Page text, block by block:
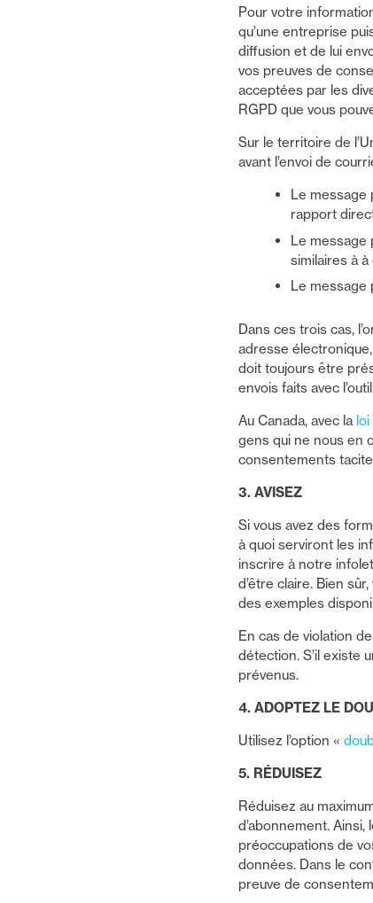
Pour votre
qu’une entreprise
diffusion et de lui
vos preuves de
acceptées par les
RGPD que vous
Sur le territoire de
avant l’envoi de
Le message
rapport
Le message
similaires à
Le message
Dans ces trois cas,
adresse
doit toujours être
envois faits avec
Au Canada, avec la
gens qui ne nous en
consentements
3. AVISEZ
Si vous avez des
à quoi serviront les
inscrire à notre
d’être claire. Bien
des exemples
En cas de violation
détection. S’il existe
prévenus.
4. ADOPTEZ LE
Utilisez l’option «
5. RÉDUISEZ
Réduisez au
d’abonnement.
préoccupations de
données. Dans le
preuve de